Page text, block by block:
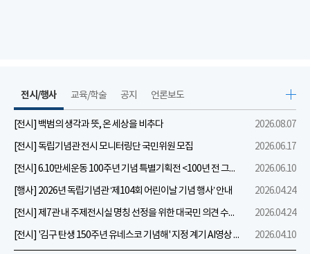
전시/행사
[전시] 백범의 생각과 뜻, 온 세상을 비추다
2026.08.07
[전시] 독립기념관 전시 모니터링단 국민위원 모집
2026.06.17
[전시] 6.10만세운동 100주년 기념 특별기획전 <100년 전 그날을 보다: 6.10만세운동>
2026.06.10
[행사] 2026년 독립기념관 ‘제104회 어린이날 기념 행사’ 안내
2026.04.24
[전시] 제7관 내 주제전시실 명칭 선정을 위한 대국민 의견 수렴 실시
2026.04.24
[전시] '김구 탄생 150주년 유네스코 기념해' 지정 계기 AI영상 국민공모 개최 안내
2026.04.10
교육/학술 공지 언론보도